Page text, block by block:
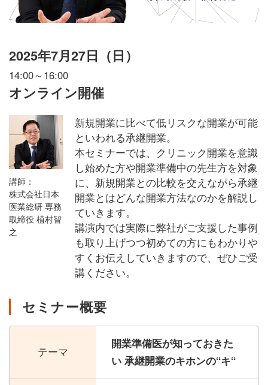
2025年7月27日（日）
14:00～16:00
オンライン開催
講師：
株式会社日本
医業総研 専務
取締役 植村智
之
新規開業に比べて低リスクな開業が可能
といわれる承継開業。
本セミナーでは、クリニック開業を意識
し始めた方や開業準備中の先生方を対象
に、新規開業との比較を交えながら承継
開業とはどんな開業方法なのかを解説し
ていきます。
講演内では実際に弊社がご支援した事例
も取り上げつつ初めての方にもわかりや
すくお伝えしていきますので、ぜひご受
講ください。
セミナー概要
テーマ
開業準備医が知っておきた
い 承継開業のキホンの“キ“